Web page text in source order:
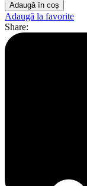
Adaugă în coș
Adaugă la favorite
Share: